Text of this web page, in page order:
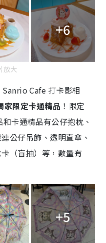
+6
放大
Cafe 打卡影相
家限定卡通精品 ！限定
卡通精品有公仔抱枕、
公仔吊飾、透明直傘、
（盲抽）等，數量有
+5